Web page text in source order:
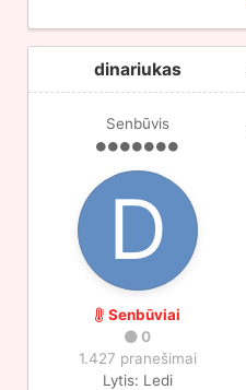
dinariukas
Senbūvis
Senbūviai
0
1.427 pranešimai
Lytis: Ledi